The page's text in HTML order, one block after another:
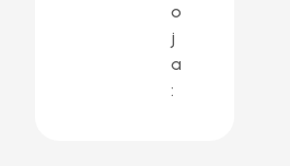
o
j
a
: